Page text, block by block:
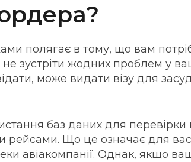
полягає в тому, що вам
не зустріти жодних проблем у
може видати візу для
баз даних для перевірки
рейсами. Що це означає для
авіакомпанії. Однак, якщо